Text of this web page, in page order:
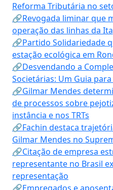
Reforma Tributária no
🔗Revogada liminar que
operação das linhas da
🔗Partido Solidariedade
estação ecológica em
🔗Desvendando a
Societárias: Um Guia
🔗Gilmar Mendes
de processos sobre
instância e nos TRTs
🔗Fachin destaca
Gilmar Mendes no
🔗Citação de empresa
representante no Brasil
representação